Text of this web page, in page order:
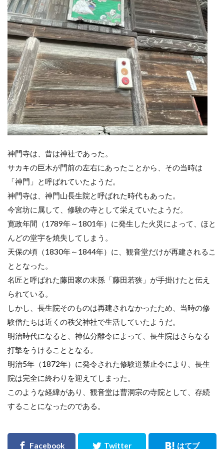
神門寺は、昔は神社であった。
サカキの巨木が門前の左右にあったことから、その当時は
「神門」と呼ばれていたようだ。
神門寺は、神門山長生院と呼ばれた時代もあった。
今宮坊に属して、修験の寺として栄えていたようだ。
寛政年間（1789年～1801年）に発生した火災によって、ほと
んどの堂宇を焼失してしまう。
天保の頃（1830年～1844年）に、観音堂だけが再建されるこ
ととなった。
名匠と呼ばれた藤田家の末孫「藤田若狭」が手掛けたと伝え
られている。
しかし、長生院そのものは再建されなかったため、当時の修
験僧たちは近くの秩父神社で生活していたようだ。
明治時代になると、神仏分離令によって、長生院はさらなる
打撃をうけることとなる。
明治5年（1872年）に発令された修験道禁止令により、長生
院は完全に終わりを迎えてしまった。
このような経緯があり、観音堂は曹洞宗の寺院として、存続
することになったのである。